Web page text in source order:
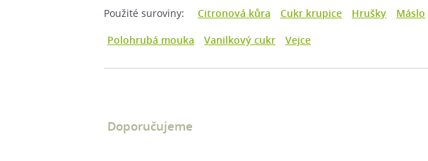
Použité suroviny: Citronová kůra Cukr krupice Hrušky Máslo
Polohrubá mouka
Vanilkový cukr Vejce
Doporučujeme